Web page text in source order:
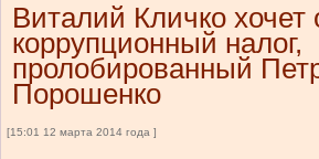
Виталий Кличко хочет
коррупционный налог,
пролобированный
Порошенко
[15:01 12 марта 2014 года ]